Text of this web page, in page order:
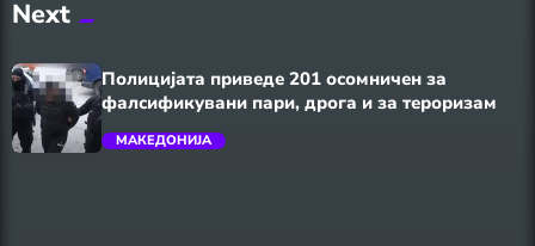
trending_flat
Next
Полицијата приведе 201 осомничен за
фалсификувани пари, дрога и за тероризам
МАКЕДОНИЈА